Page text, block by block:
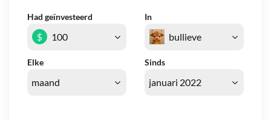
Had geïnvesteerd In
Elke Sinds
$